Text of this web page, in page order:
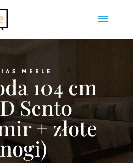
MEBLE
104 cm
Sento
+ złote
nogi)